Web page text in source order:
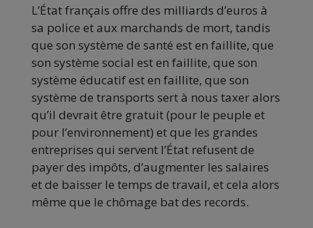
L’État français offre des milliards d’euros à
sa police et aux marchands de mort, tandis
que son système de santé est en faillite, que
son système social est en faillite, que son
système éducatif est en faillite, que son
système de transports sert à nous taxer alors
qu’il devrait être gratuit (pour le peuple et
pour l’environnement) et que les grandes
entreprises qui servent l’État refusent de
payer des impôts, d’augmenter les salaires
et de baisser le temps de travail, et cela alors
même que le chômage bat des records.